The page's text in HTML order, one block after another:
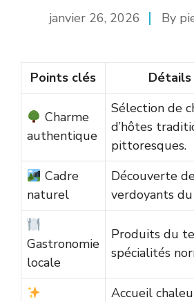
janvier 26, 2026 By
Points clés
Charme
authentique
Sélection de
d’hôtes
pittoresques.
Cadre
naturel
Découverte
verdoyants
Gastronomie
locale
Produits du
spécialités
Accueil